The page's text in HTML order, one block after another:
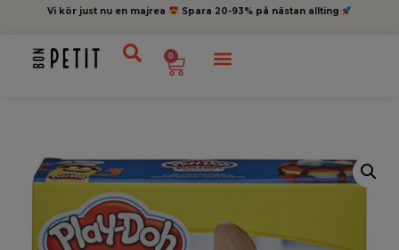
Vi kör just nu en majrea Spara 20-93% på nästan allting
0